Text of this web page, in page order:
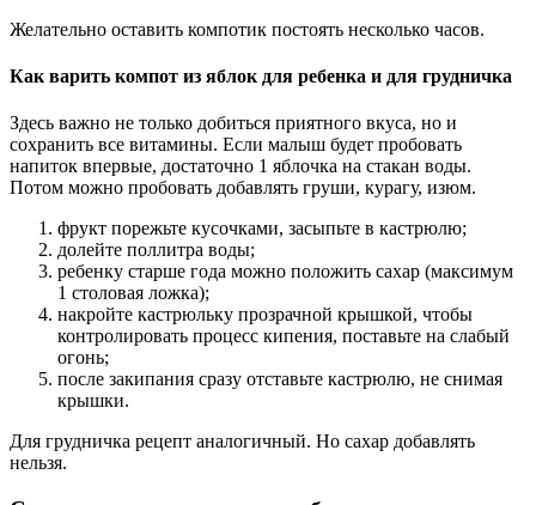
Желательно оставить компотик постоять несколько часов.
Как варить компот из яблок для ребенка и для грудничка
Здесь важно не только добиться приятного вкуса, но и
сохранить все витамины. Если малыш будет пробовать
напиток впервые, достаточно 1 яблочка на стакан воды.
Потом можно пробовать добавлять груши, курагу, изюм.
фрукт порежьте кусочками, засыпьте в кастрюлю;
долейте поллитра воды;
ребенку старше года можно положить сахар (максимум
1 столовая ложка);
накройте кастрюльку прозрачной крышкой, чтобы
контролировать процесс кипения, поставьте на слабый
огонь;
после закипания сразу отставьте кастрюлю, не снимая
крышки.
Для грудничка рецепт аналогичный. Но сахар добавлять
нельзя.